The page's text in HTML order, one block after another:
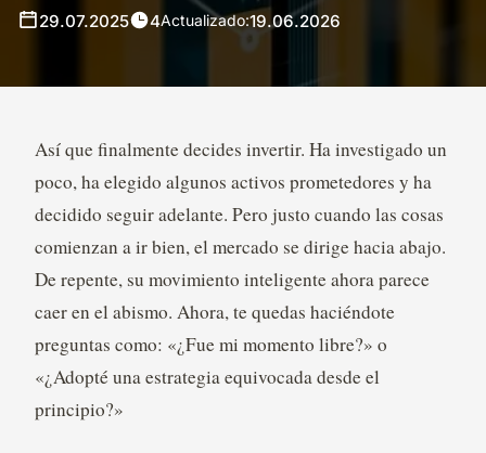
29.07.2025 4Actualizado:19.06.2026
Así que finalmente decides invertir. Ha investigado un
poco, ha elegido algunos activos prometedores y ha
decidido seguir adelante. Pero justo cuando las cosas
comienzan a ir bien, el mercado se dirige hacia abajo.
De repente, su movimiento inteligente ahora parece
caer en el abismo. Ahora, te quedas haciéndote
preguntas como: «¿Fue mi momento libre?» o
«¿Adopté una estrategia equivocada desde el
principio?»